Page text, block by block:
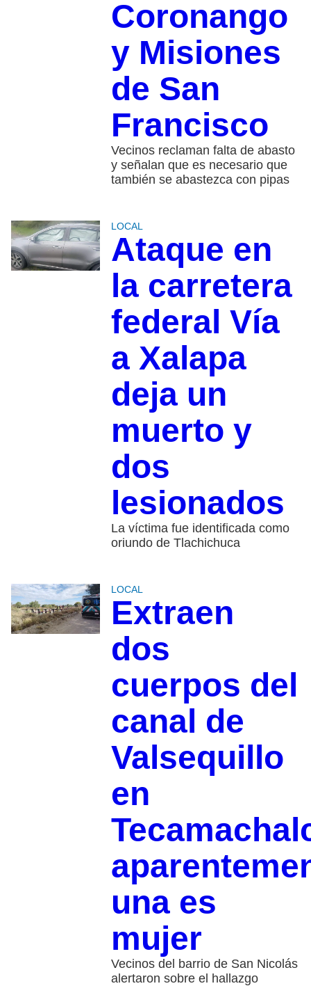
Coronango
y Misiones
de San
Francisco
Vecinos reclaman falta de abasto
y señalan que es necesario que
también se abastezca con pipas
LOCAL
Ataque en
la carretera
federal Vía
a Xalapa
deja un
muerto y
dos
lesionados
La víctima fue identificada como
oriundo de Tlachichuca
LOCAL
Extraen
dos
cuerpos del
canal de
Valsequillo
en
una es
mujer
Vecinos del barrio de San Nicolás
alertaron sobre el hallazgo